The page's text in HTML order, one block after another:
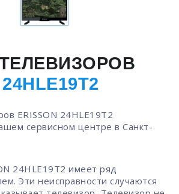
ERISSON 24HLE19T2
сервисном центре в Санкт-
24HLE19T2 имеет ряд
Эти неисправности случаются